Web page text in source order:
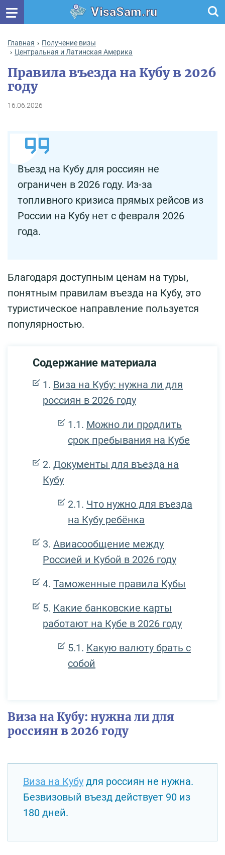
VisaSam.ru
Главная
Получение визы
Центральная и Латинская Америка
Правила въезда на Кубу в 2026
году
16.06.2026
Въезд на Кубу для россиян не
ограничен в 2026 году. Из-за
топливного кризиса прямых рейсов из
России на Кубу нет с февраля 2026
года.
Благодаря доступным ценам на туры,
понятным правилам въезда на Кубу, это
туристическое направление пользуется
популярностью.
Содержание материала
Виза на Кубу: нужна ли для
россиян в 2026 году
Можно ли продлить
срок пребывания на Кубе
Документы для въезда на
Кубу
Что нужно для въезда
на Кубу ребёнка
Авиасообщение между
Россией и Кубой в 2026 году
Таможенные правила Кубы
Какие банковские карты
работают на Кубе в 2026 году
Какую валюту брать с
собой
Виза на Кубу: нужна ли для
россиян в 2026 году
Виза на Кубу для россиян не нужна.
Безвизовый въезд действует 90 из
180 дней.